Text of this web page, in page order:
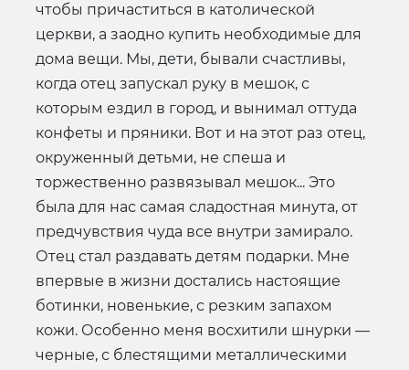
чтобы причаститься в католической
церкви, а заодно купить необходимые для
дома вещи. Мы, дети, бывали счастливы,
когда отец запускал руку в мешок, с
которым ездил в город, и вынимал оттуда
конфеты и пряники. Вот и на этот раз отец,
окруженный детьми, не спеша и
торжественно развязывал мешок... Это
была для нас самая сладостная минута, от
предчувствия чуда все внутри замирало.
Отец стал раздавать детям подарки. Мне
впервые в жизни достались настоящие
ботинки, новенькие, с резким запахом
кожи. Особенно меня восхитили шнурки —
черные, с блестящими металлическими